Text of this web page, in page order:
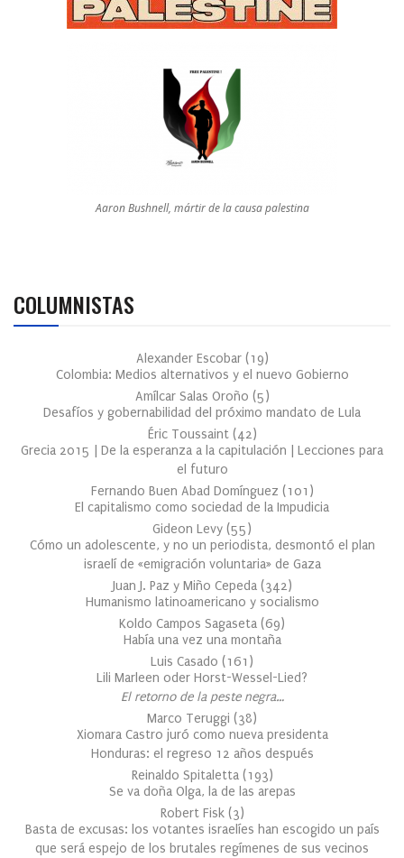
Aaron Bushnell, mártir de la causa palestina
COLUMNISTAS
Alexander Escobar (19)
Colombia: Medios alternativos y el nuevo Gobierno
Amílcar Salas Oroño (5)
Desafíos y gobernabilidad del próximo mandato de Lula
Éric Toussaint (42)
Grecia 2015 | De la esperanza a la capitulación | Lecciones para
el futuro
Fernando Buen Abad Domínguez (101 )
El capitalismo como sociedad de la Impudicia
Gideon Levy (55)
Cómo un adolescente, y no un periodista, desmontó el plan
israelí de «emigración voluntaria» de Gaza
Juan J. Paz y Miño Cepeda (342)
Humanismo latinoamericano y socialismo
Koldo Campos Sagaseta (69)
Había una vez una montaña
Luis Casado (161 )
Lili Marleen oder Horst-Wessel-Lied?
El retorno de la peste negra…
Marco Teruggi (38)
Xiomara Castro juró como nueva presidenta
Honduras: el regreso 12 años después
Reinaldo Spitaletta (193)
Se va doña Olga, la de las arepas
Robert Fisk (3)
Basta de excusas: los votantes israelíes han escogido un país
que será espejo de los brutales regímenes de sus vecinos